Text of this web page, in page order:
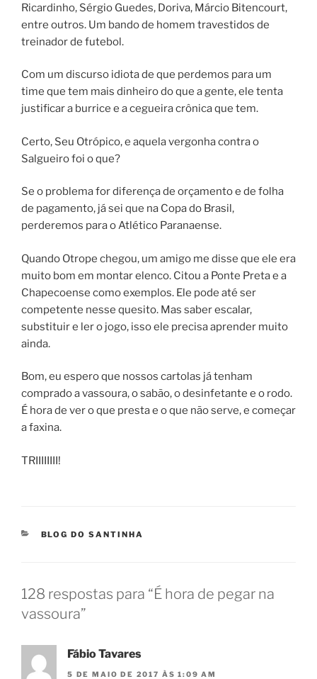
Ricardinho, Sérgio Guedes, Doriva, Márcio Bitencourt,
entre outros. Um bando de homem travestidos de
treinador de futebol.
Com um discurso idiota de que perdemos para um
time que tem mais dinheiro do que a gente, ele tenta
justificar a burrice e a cegueira crônica que tem.
Certo, Seu Otrópico, e aquela vergonha contra o
Salgueiro foi o que?
Se o problema for diferença de orçamento e de folha
de pagamento, já sei que na Copa do Brasil,
perderemos para o Atlético Paranaense.
Quando Otrope chegou, um amigo me disse que ele era
muito bom em montar elenco. Citou a Ponte Preta e a
Chapecoense como exemplos. Ele pode até ser
competente nesse quesito. Mas saber escalar,
substituir e ler o jogo, isso ele precisa aprender muito
ainda.
Bom, eu espero que nossos cartolas já tenham
comprado a vassoura, o sabão, o desinfetante e o rodo.
É hora de ver o que presta e o que não serve, e começar
a faxina.
TRIIIIIIII!
CATEGORIAS
BLOG DO SANTINHA
128 respostas para “É hora de pegar na
vassoura”
Fábio Tavares
5 DE MAIO DE 2017 ÀS 1:09 AM